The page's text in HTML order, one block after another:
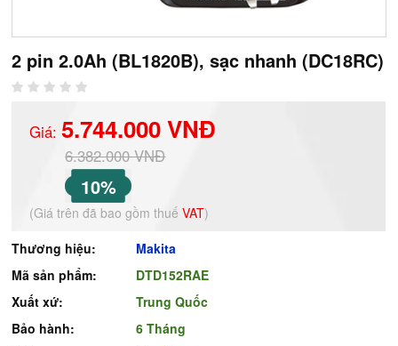
2 pin 2.0Ah (BL1820B), sạc nhanh (DC18RC)
Giá:5.744.000 VNĐ
6.382.000 VNĐ
10%
(Giá trên đã bao gồm thuếVAT)
Thương hiệu:
Makita
Mã sản phẩm:
DTD152RAE
Xuất xứ:
Trung Quốc
Bảo hành:
6 Tháng